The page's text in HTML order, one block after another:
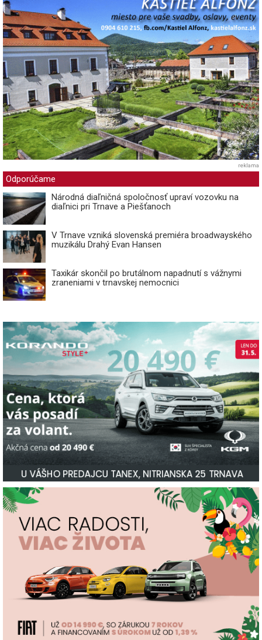
reklama
Odporúčame
Národná diaľničná spoločnosť upraví vozovku na
diaľnici pri Trnave a Piešťanoch
V Trnave vzniká slovenská premiéra broadwayského
muzikálu Drahý Evan Hansen
Taxikár skončil po brutálnom napadnutí s vážnymi
zraneniami v trnavskej nemocnici